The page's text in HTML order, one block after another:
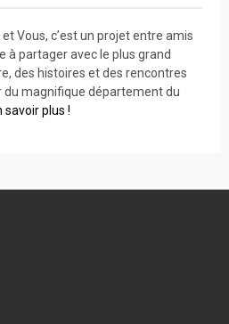
et Vous, c’est un projet entre amis
à partager avec le plus grand
des histoires et des rencontres
du magnifique département du
savoir plus !